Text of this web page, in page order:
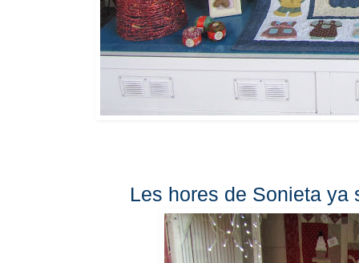
Les hores de Sonieta